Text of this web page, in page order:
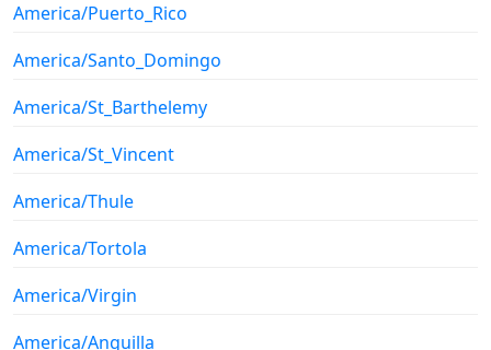
America/Puerto_Rico
America/Santo_Domingo
America/St_Barthelemy
America/St_Vincent
America/Thule
America/Tortola
America/Virgin
America/Anguilla